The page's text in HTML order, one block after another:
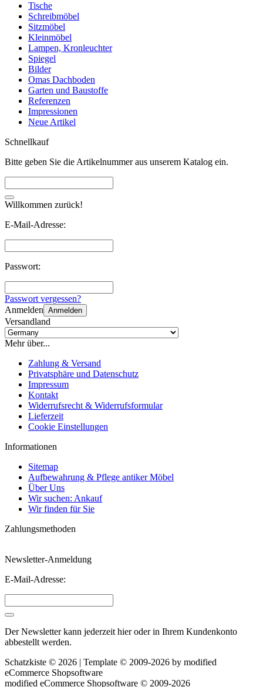
Tische
Schreibmöbel
Sitzmöbel
Kleinmöbel
Lampen, Kronleuchter
Spiegel
Bilder
Omas Dachboden
Garten und Baustoffe
Referenzen
Impressionen
Neue Artikel
Schnellkauf
Bitte geben Sie die Artikelnummer aus unserem Katalog ein.
Willkommen zurück!
E-Mail-Adresse:
Passwort:
Passwort vergessen?
Anmelden Anmelden
Versandland
Mehr über...
Zahlung & Versand
Privatsphäre und Datenschutz
Impressum
Kontakt
Widerrufsrecht & Widerrufsformular
Lieferzeit
Cookie Einstellungen
Informationen
Sitemap
Aufbewahrung & Pflege antiker Möbel
Über Uns
Wir suchen: Ankauf
Wir finden für Sie
Zahlungsmethoden
Newsletter-Anmeldung
E-Mail-Adresse:
Der Newsletter kann jederzeit hier oder in Ihrem Kundenkonto
abbestellt werden.
Schatzkiste © 2026 | Template © 2009-2026 by modified
eCommerce Shopsoftware
modified eCommerce Shopsoftware © 2009-2026